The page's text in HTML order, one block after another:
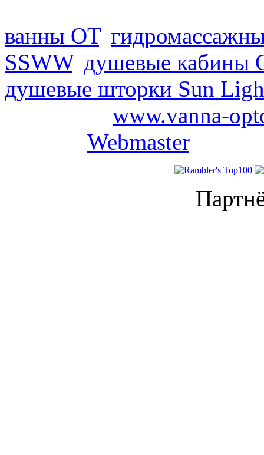
ванны ОТ,
SSWW, душевые кабины
душевые шторки Sun
www.vanna-
Webmaster.